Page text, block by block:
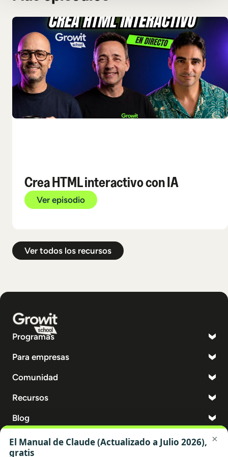
Crea HTML interactivo con IA
Ver episodio
Ver todos los recursos
Programas
Para empresas
Comunidad
Recursos
Blog